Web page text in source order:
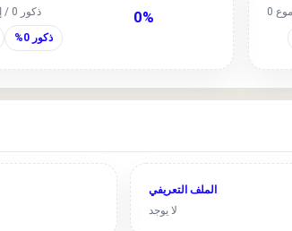
0%
ذكور 0 / إناث 0 — المجموع 0
ذكور 0%
الملف التعريفي
لا يوجد